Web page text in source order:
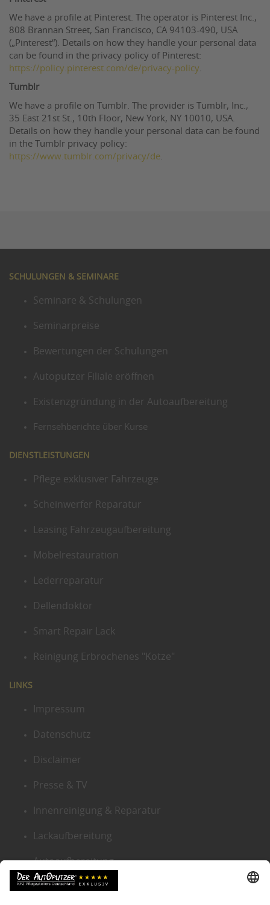
We have a profile at Pinterest. The operator is Pinterest Inc.,
808 Brannan Street, San Francisco, CA 94103-490, USA
(„Pinterest“). Details on how they handle your personal data
can be found in the privacy policy of Pinterest:
https://policy.pinterest.com/de/privacy-policy.
Tumblr
We have a profile on Tumblr. The provider is Tumblr, Inc.,
35 East 21st St., 10th Floor, New York, NY 10010, USA.
Details on how they handle your personal data can be found
in the Tumblr privacy policy:
https://www.tumblr.com/privacy/de.
SCHULUNGEN & SEMINARE
Seminare & Schulungen
Seminarpreise
Bewertungen der Schulungen
Autoputzer Filiale eröffnen
Existenzgründung in der Autoaufbereitung
Fernsehberichte über Kurse
DIENSTLEISTUNGEN
Pflege exklusiver Fahrzeuge
Scheinwerfer Reparatur
Leasing Fahrzeugaufbereitung
Möbelrestauration
Lederreparatur
Dellendoktor
Smart Repair Lack
Reinigung Erbrochenes "Kotze"
LINKS
Impressum
Datenschutz
Disclaimer
Presse & TV
Innenreinigung & Reparatur
Lackaufbereitung
Autoaufbereitung
Sitemap